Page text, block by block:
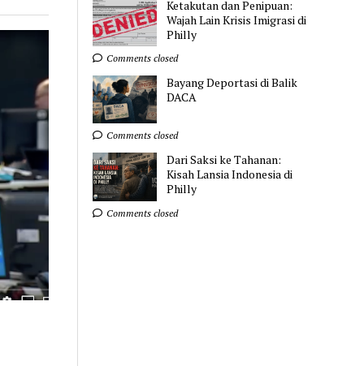
Ketakutan dan Penipuan:
Wajah Lain Krisis Imigrasi di
Philly
Comments closed
Bayang Deportasi di Balik
DACA
Comments closed
Dari Saksi ke Tahanan:
Kisah Lansia Indonesia di
Philly
Comments closed